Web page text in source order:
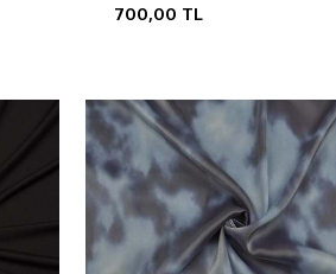
700,00 TL